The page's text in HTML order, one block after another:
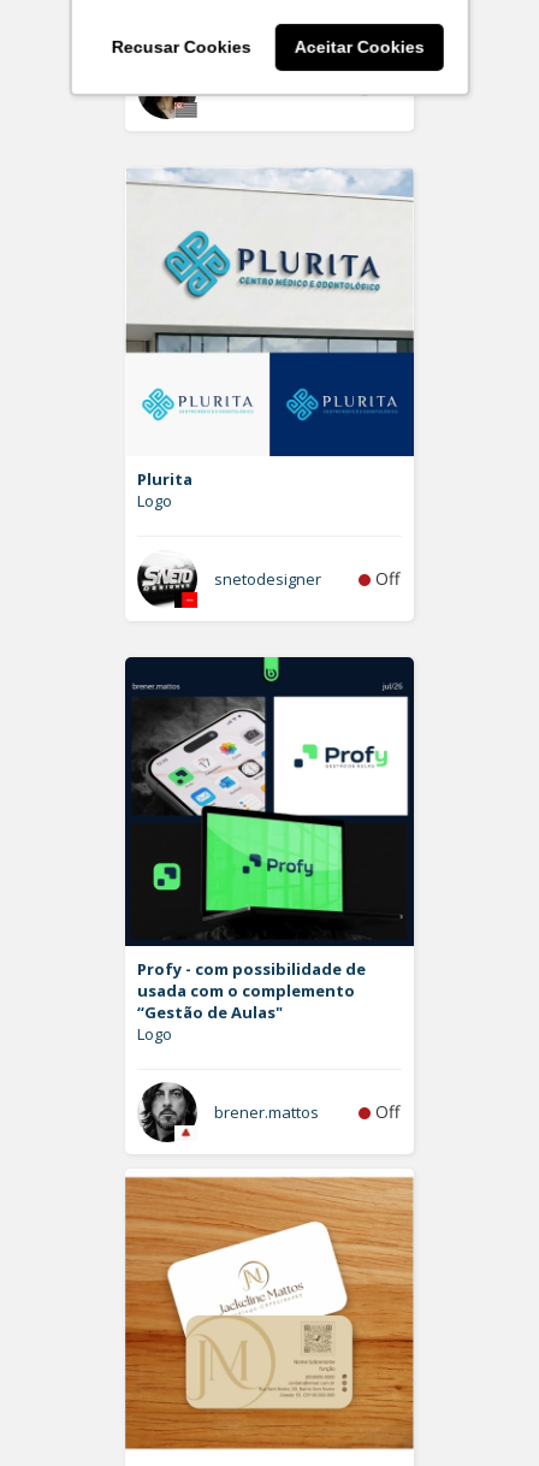
Recusar Cookies Aceitar Cookies
larissaserr Off
Plurita
Logo
snetodesigner Off
Profy - com possibilidade de
usada com o complemento
“Gestão de Aulas"
Logo
brener.mattos Off